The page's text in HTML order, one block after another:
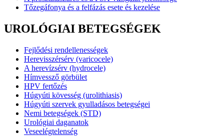
Tőzegáfonya és a felfázás esete és kezelése
UROLÓGIAI BETEGSÉGEK
Fejlődési rendellenességek
Herevisszérsérv (varicocele)
A herevízsérv (hydrocele)
Hímvessző görbület
HPV fertőzés
Húgyúti kövesség (urolithiasis)
Húgyúti szervek gyulladásos betegségei
Nemi betegségek (STD)
Urológiai daganatok
Veseelégtelenség